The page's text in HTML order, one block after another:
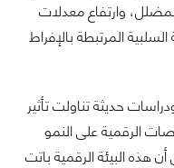
وارتفاع معدلات
السلبية المرتبطة بالإفراط
حديثة تناولت تأثير
الرقمية على النمو
هذه البيئة الرقمية باتت